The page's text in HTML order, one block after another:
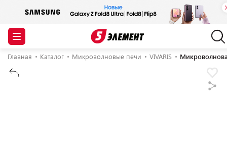
Главная Каталог Микроволновые печи VIVARIS